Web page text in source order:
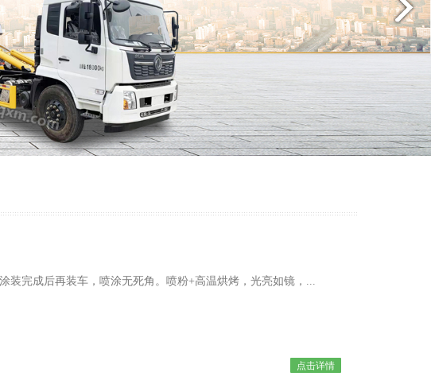
完成后再装车，喷涂无死角。喷粉+高温烘烤，光亮如镜，...
点击详情